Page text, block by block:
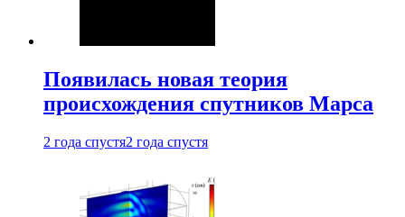
Появилась новая теория
происхождения спутников Марса
2 года спустя2 года спустя